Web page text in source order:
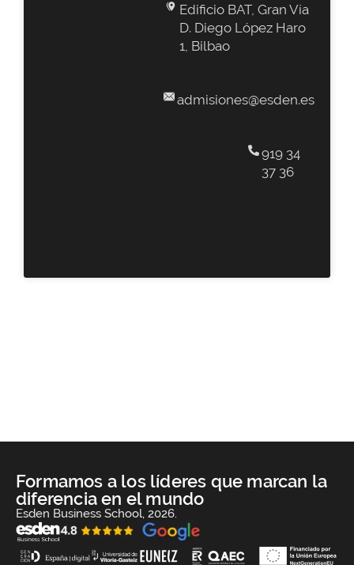
Edificio BAT, Gran Vía
D. Diego López Haro
1, Bilbao
admisiones@esden.es
919 34
37 36
Formamos a los líderes que marcan la
diferencia en el mundo
Esden Business School, 2026.